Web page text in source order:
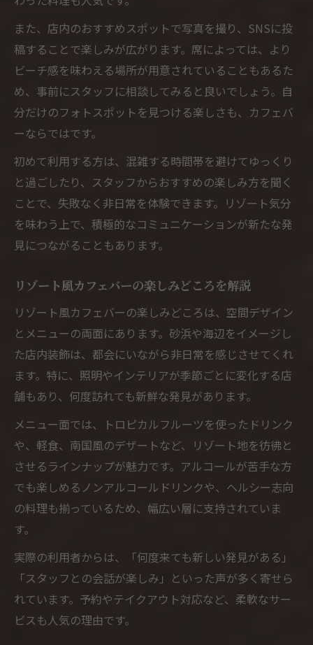
また、店内のおすすめスポットで写真を撮り、SNSに投
稿することで楽しみが広がります。席によっては、より
ビーチ感を味わえる場所が用意されていることもあるた
め、事前にスタッフに相談してみると良いでしょう。自
分だけのフォトスポットを見つける楽しさも、カフェバ
ーならではです。
初めて利用する方は、混雑する時間帯を避けてゆっくり
と過ごしたり、スタッフからおすすめの楽しみ方を聞く
ことで、失敗なく非日常を体験できます。リゾート気分
を味わう上で、積極的なコミュニケーションが新たな発
見につながることもあります。
リゾート風カフェバーの楽しみどころを解説
リゾート風カフェバーの楽しみどころは、空間デザイン
とメニューの両面にあります。砂浜や海辺をイメージし
た店内装飾は、都会にいながら非日常を感じさせてくれ
ます。特に、照明やインテリアが季節ごとに変化する店
舗もあり、何度訪れても新鮮な発見があります。
メニュー面では、トロピカルフルーツを使ったドリンク
や、軽食、南国風のデザートなど、リゾート地を彷彿と
させるラインナップが魅力です。アルコールが苦手な方
でも楽しめるノンアルコールドリンクや、ヘルシー志向
の料理も揃っているため、幅広い層に支持されていま
す。
実際の利用者からは、「何度来ても新しい発見がある」
「スタッフとの会話が楽しみ」といった声が多く寄せら
れています。予約やテイクアウト対応など、柔軟なサー
ビスも人気の理由です。